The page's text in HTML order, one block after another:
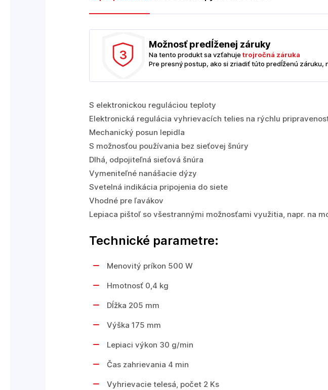
3
Možnosť predĺženej záruky
Na tento produkt sa vzťahujetrojročná záruka
Pre presný postup, ako si zriadiť túto predĺženú
S elektronickou reguláciou teploty
Elektronická regulácia vyhrievacích telies na rýchlu
Mechanický posun lepidla
S možnosťou používania bez sieťovej šnúry
Dlhá, odpojiteľná sieťová šnúra
Vymeniteľné nanášacie dýzy
Svetelná indikácia pripojenia do siete
Vhodné pre ľavákov
Lepiaca pištoľ so všestrannými možnosťami využitia, napr. na
Technické parametre:
Menovitý príkon 500 W
Hmotnosť 0,4 kg
Dĺžka 205 mm
Výška 175 mm
Lepiaci výkon 30 g/min
Čas zahrievania 4 min
Vyhrievacie telesá, počet 2 Ks